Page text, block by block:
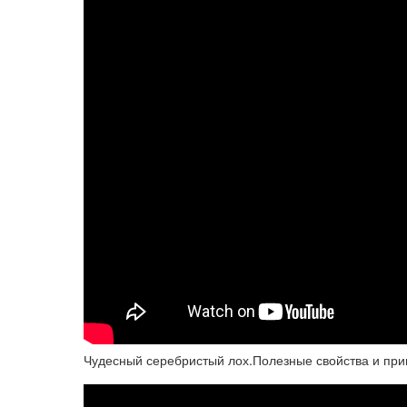
Чудесный серебристый лох.Полезные свойства и